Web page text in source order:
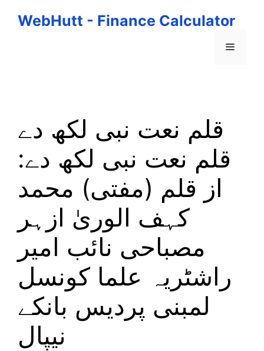
WebHutt - Finance Calculator
Menu
قلم نعت نبی لکھ دے
قلم نعت نبی لکھ دے:
از قلم (مفتی) محمد
کہف الوریٰ ازہر
مصباحی نائب امیر
راشٹریہ علما کونسل
لمبنی پردیس بانکے
نیپال